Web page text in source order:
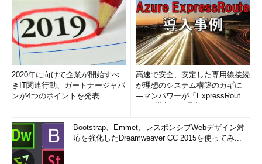
2020年に向けて企業が開始すべ
きIT関連行動、ガートナージャパ
ンが4つのポイントを発表
高速で安全、安定した専用線接続
が理想のシステム構築のカギに―
―マンパワーが「ExpressRout
Bootstrap、Emmet、レスポンシブWebデザイン対
応を強化したDreamweaver CC 2015を使ってみ...